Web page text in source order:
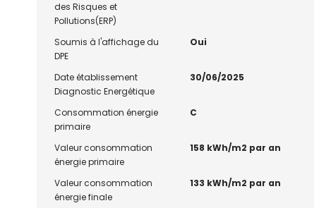
des Risques et
Pollutions(ERP)
Soumis à l'affichage du
DPE
Oui
Date établissement
Diagnostic Energétique
30/06/2025
Consommation énergie
primaire
C
Valeur consommation
énergie primaire
158 kWh/m2 par an
Valeur consommation
énergie finale
133 kWh/m2 par an